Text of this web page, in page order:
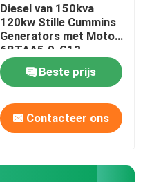
Diesel van 150kva
120kw Stille Cummins
Generators met Motor
6BTAA5.9-G12
Beste prijs
Contacteer ons